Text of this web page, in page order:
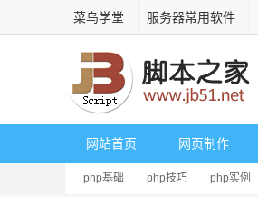
菜鸟学堂 服务器常用软件
网站首页 网页制作
php基础 php技巧 php实例